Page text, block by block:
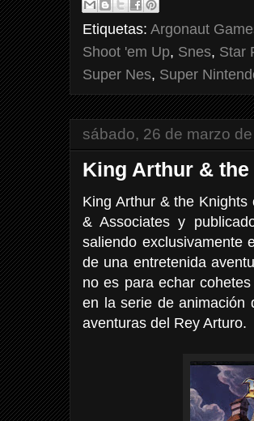
Etiquetas: Argonaut
Shoot 'em Up, Snes, Star
Super Nes, Super
sábado, 26 de marzo
King Arthur &
King Arthur & the
& Associates y
saliendo exclusivamente
de una entretenida
no es para echar
en la serie de animación
aventuras del Rey Arturo.